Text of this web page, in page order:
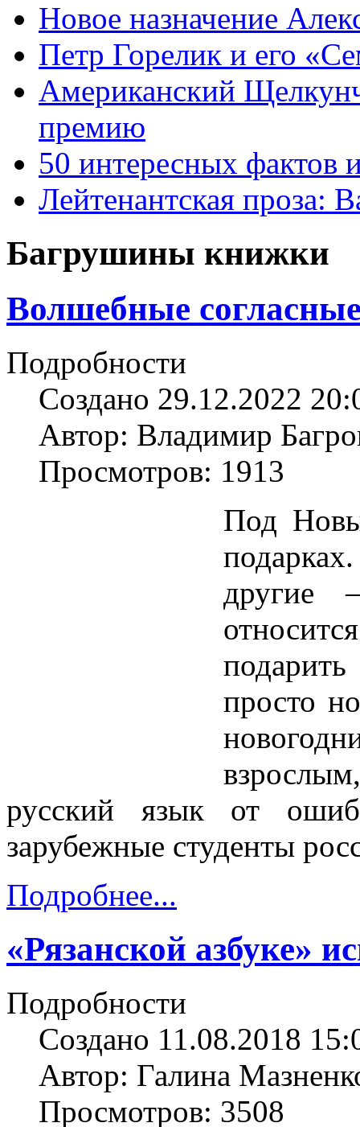
Новое назначение
Петр Горелик и его
Американский
премию
50 интересных фактов
Лейтенантская проза:
Багрушины книжки
Волшебные
Подробности
Создано 29.12.2022
Автор: Владимир
Просмотров: 1913
Под
другие
просто
русский язык от
зарубежные студенты
Подробнее...
«Рязанской азбуке»
Подробности
Создано 11.08.2018
Автор: Галина
Просмотров: 3508